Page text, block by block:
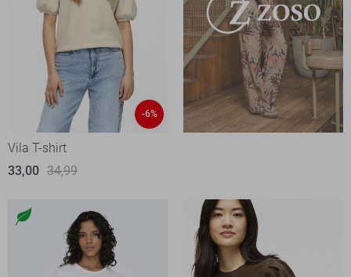
-6%
Vila T-shirt
33,00 34,99